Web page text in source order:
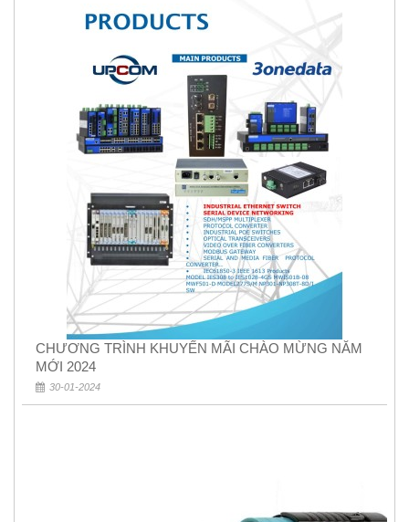
CHƯƠNG TRÌNH KHUYẾN MÃI CHÀO MỪNG NĂM
MỚI 2024
30-01-2024